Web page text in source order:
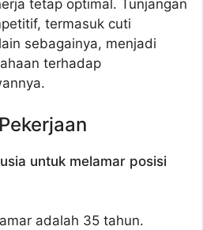
tetap optimal. Tunjangan
termasuk cuti
sebagainya, menjadi
terhadap
untuk melamar posisi
adalah 35 tahun.